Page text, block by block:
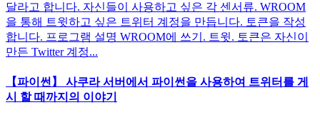
달라고 합니다. 자신들이 사용하고 싶은 각 센서류. WROOM
을 통해 트윗하고 싶은 트위터 계정을 만듭니다. 토큰을 작성
합니다. 프로그램 설명 WROOM에 쓰기. 트윗. 토큰은 자신이
만든 Twitter 계정...
【파이썬】 사쿠라 서버에서 파이썬을 사용하여 트위터를 게
시 할 때까지의 이야기